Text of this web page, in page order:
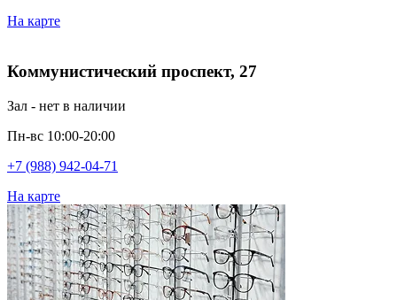
На карте
Коммунистический проспект, 27
Зал - нет в наличии
Пн-вс 10:00-20:00
+7 (988) 942-04-71
На карте